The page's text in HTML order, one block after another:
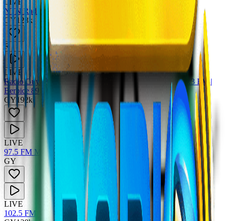
NTN Radio 89.1 Georgetown
GY 128k
R
LIVE
Radio Guyana Inc - Georgetown 89.5 FM | Essequibo 89.3 FM |
Berbice 89.7 FM
GY 192k
LIVE
97.5 FM MAAD
GY
LIVE
102.5 FM Voice of Guyana